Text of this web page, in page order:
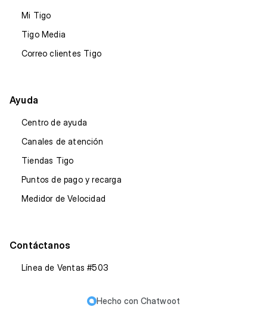
Mi Tigo
Tigo Media
Correo clientes Tigo
Ayuda
Centro de ayuda
Canales de atención
Tiendas Tigo
Puntos de pago y recarga
Medidor de Velocidad
Contáctanos
Línea de Ventas #503
Hecho con Chatwoot